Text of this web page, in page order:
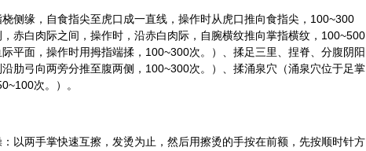
侧缘，自食指尖至虎口成一直线，操作时从虎口推向食指尖，100~300
赤白肉际之间，操作时，沿赤白肉际，自腕横纹推向掌指横纹，100~500
平面，操作时用拇指端揉，100~300次。）、揉足三里、捏脊、分腹阴阳
沿肋弓向两旁分推至腹两侧，100~300次。）、揉涌泉穴（涌泉穴位于足掌
次。）。
以两手掌快速互擦，发烫为止，然后用擦烫的手按在前额，先按顺时针方